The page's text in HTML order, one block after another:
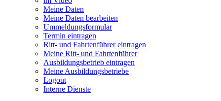
Meine Daten
Meine Daten bearbeiten
Ummeldungsformular
Termin eintragen
Ritt- und Fahrtenführer eintragen
Meine Ritt- und Fahrtenführer
Ausbildungsbetrieb eintragen
Meine Ausbildungsbetriebe
Logout
Interne Dienste